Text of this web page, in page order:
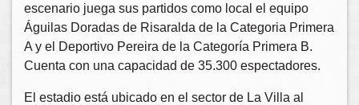
escenario juega sus partidos como local el equipo
Águilas Doradas de Risaralda de la Categoria Primera
A y el Deportivo Pereira de la Categoría Primera B.
Cuenta con una capacidad de 35.300 espectadores.
El estadio está ubicado en el sector de La Villa al